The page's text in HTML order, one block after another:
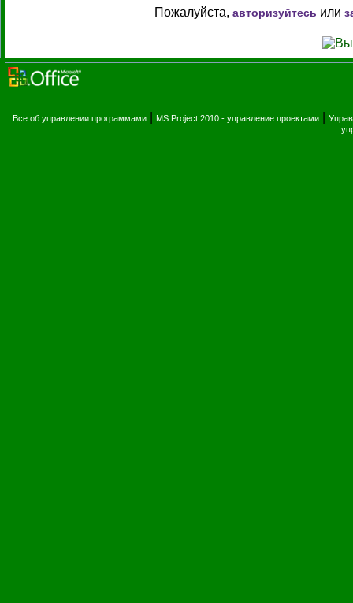
Пожалуйста, авторизуйтесь или
Все об управлении программами MS Project 2010 - управление проектами